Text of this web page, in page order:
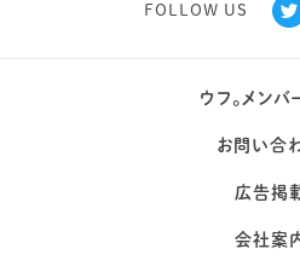
FOLLOW US
ウフ。メンバ
お問い合
広告掲
会社案